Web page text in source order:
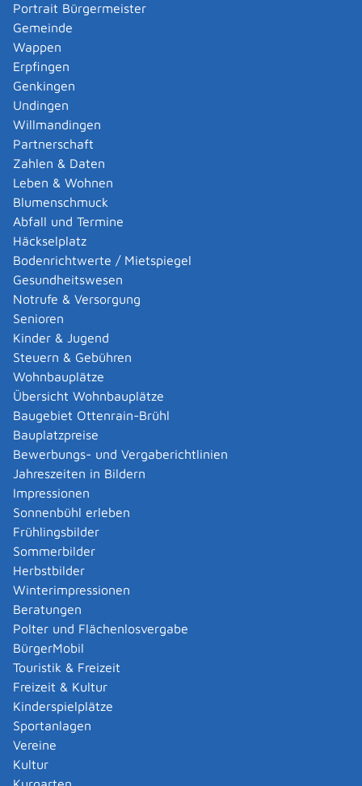
Portrait Bürgermeister
Gemeinde
Wappen
Erpfingen
Genkingen
Undingen
Willmandingen
Partnerschaft
Zahlen & Daten
Leben & Wohnen
Blumenschmuck
Abfall und Termine
Häckselplatz
Bodenrichtwerte / Mietspiegel
Gesundheitswesen
Notrufe & Versorgung
Senioren
Kinder & Jugend
Steuern & Gebühren
Wohnbauplätze
Übersicht Wohnbauplätze
Baugebiet Ottenrain-Brühl
Bauplatzpreise
Bewerbungs- und Vergaberichtlinien
Jahreszeiten in Bildern
Impressionen
Sonnenbühl erleben
Frühlingsbilder
Sommerbilder
Herbstbilder
Winterimpressionen
Beratungen
Polter und Flächenlosvergabe
BürgerMobil
Touristik & Freizeit
Freizeit & Kultur
Kinderspielplätze
Sportanlagen
Vereine
Kultur
schriftlich (auch durch Fax), elektronisch, mündlich
oder zu Protokoll stellen.
Fristen
keine
Erforderliche Unterlagen
Die Meldebehörde kann folgende Unterlagen
verlangen:
Wenn Sie den Antrag persönlich stellen:
Personalausweis oder Reisepass
Wenn Sie den Antrag schriftlich stellen: Kopie Ihres
Personalausweises oder Reisepasses
Wenn Sie den Antrag elektronisch über service-bw
stellen: Personalausweis mit Online-
Ausweisfunktion und AusweisApp
Kosten
Die Höhe der Gebühr richtet sich nach der örtlichen
Gebührensatzung.
Die elektronische Meldebescheinigung wird
unentgeltlich erteilt.
Für Sozialleistungen wie zum Beispiel
Rentenversicherung, Kindergeld, Wohngeld ist die
Meldebescheinigung kostenfrei.
Bearbeitungsdauer
Bei persönlicher Vorsprache: in der Regel sofort
Hinweise
Eine elektronische Meldebescheinigung beinhaltet keine
Unterschrift und Dienstsiegel.
Rechtsgrundlage
Bundesmeldegesetz (BMG)
§ 18 Meldebescheinigung
Freigabevermerk
19.05.2026 Innenministerium Baden-Württemberg